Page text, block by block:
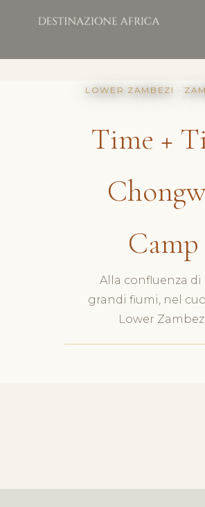
LOWER ZAMBEZI ·
Time +
Camp
Alla confluenza di
grandi fiumi, nel
Lower